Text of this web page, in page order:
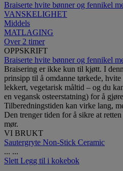
Braiserte hvite bønner og fennikel
VANSKELIGHET
Middels
MATLAGING
Over 2 timer
OPPSKRIFT
Braiserte hvite bønner og fennikel
Braisering er ikke kun til kjøtt. I
prinsipp til å omdanne tørkede,
lekkert, vegetarisk måltid – og du
en vegansk osteerstatning) for å
Tilberedningstiden kan virke lang,
Den trenger tiden for å sikre at
mør.
VI BRUKT
Sautergryte Non-Stick Ceramic
... ...
Slett Legg til i kokebok